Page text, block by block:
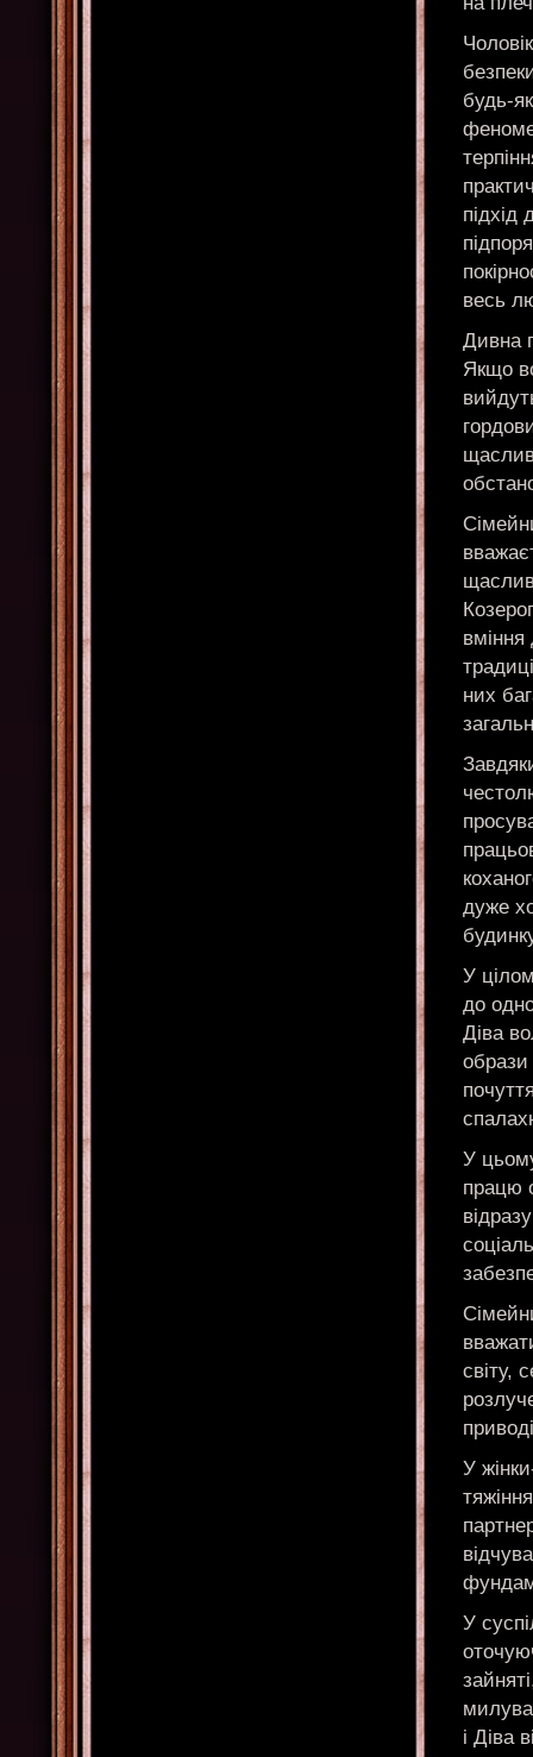
будь-
підхід
весь
Дивна
Якщо
вміння
них
дуже
У
до
Діва
образи
У
працю
світу,
У
У
і Діва